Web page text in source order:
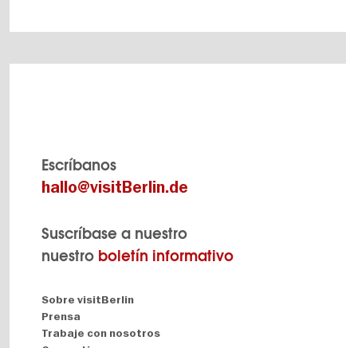
Escríbanos
hallo@visitBerlin.de
Suscríbase a nuestro
nuestro boletín informativo
Navigation:
About
Sobre visitBerlin
Prensa
Trabaje con nosotros